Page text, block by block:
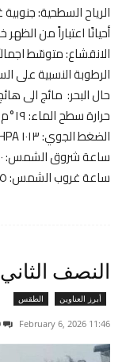
أحيانًا اعتباراً من الظهر
الانقشاع: متوسّط
الرطوبة النسبية على الساحل: بين:
حال البحر: مائج الى هائج
حرارة سطح الماء: ١٩°م.
الضغط الجوي: ١٠١٣ HPA أي ما يعادل ٧٦٠ ملم زئبق
ساعة شروق الشمس: ٠٦:٣٠
ساعة غروب الشمس: ١٧:١٥.
النصف
أبرز العناوين الطقس
11:46 2026 ,February 6